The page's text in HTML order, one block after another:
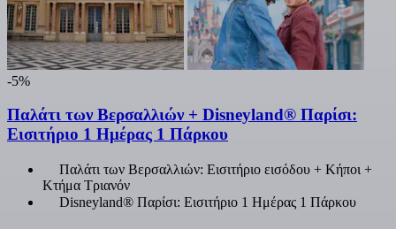
-5%
Παλάτι των Βερσαλλιών + Disneyland® Παρίσι:
Εισιτήριο 1 Ημέρας 1 Πάρκου
Παλάτι των Βερσαλλιών: Εισιτήριο εισόδου + Κήποι +
Κτήμα Τριανόν
Disneyland® Παρίσι: Εισιτήριο 1 Ημέρας 1 Πάρκου